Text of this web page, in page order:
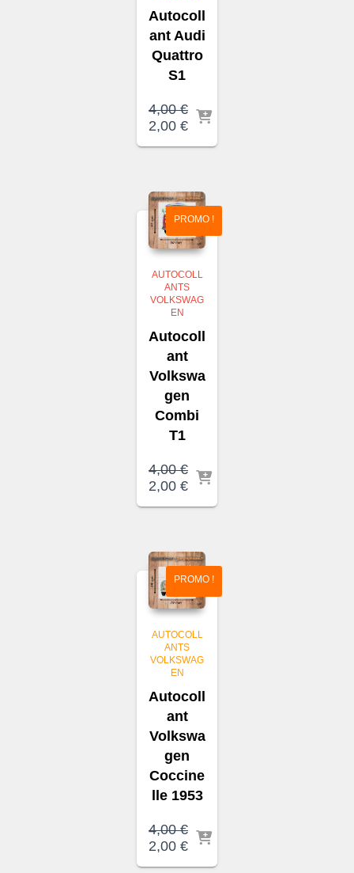
Autocoll
ant Audi
Quattro
S1
4,00€
Le
4,00 €.
2,00 €Le
2,00 €.
PROMO !
AUTOCOLL
ANTS
VOLKSWAG
EN
Autocoll
ant
Volkswa
gen
Combi
T1
4,00€
Le
4,00 €.
2,00 €Le
2,00 €.
PROMO !
AUTOCOLL
ANTS
VOLKSWAG
EN
Autocoll
ant
Volkswa
gen
Coccine
lle 1953
4,00€
Le
2,00 €Le